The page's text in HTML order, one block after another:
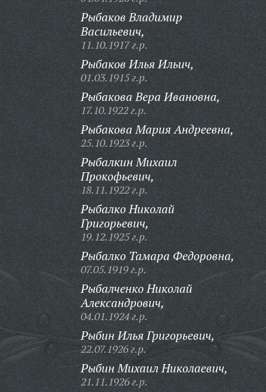
Рыбаков Владимир
Васильевич,
11.10.1917 г.р.
Рыбаков Илья Ильич,
01.03.1915 г.р.
Рыбакова Вера Ивановна,
17.10.1922 г.р.
Рыбакова Мария Андреевна,
25.10.1923 г.р.
Рыбалкин Михаил
Прокофьевич,
18.11.1922 г.р.
Рыбалко Николай
Григорьевич,
19.12.1925 г.р.
Рыбалко Тамара Федоровна,
07.05.1919 г.р.
Рыбалченко Николай
Александрович,
04.01.1924 г.р.
Рыбин Илья Григорьевич,
22.07.1926 г.р.
Рыбин Михаил Николаевич,
21.11.1926 г.р.